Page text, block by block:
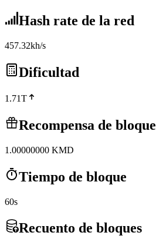
Hash rate de la red
457.32kh/s
Dificultad
1.71T
Recompensa de bloque
1.00000000 KMD
Tiempo de bloque
60s
Recuento de bloques